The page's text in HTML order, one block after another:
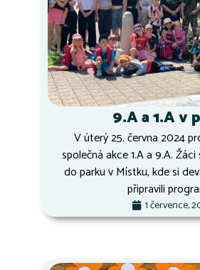
9.A a 1.A v
V úterý 25. června 2024
společná akce 1.A a 9.A.
do parku v Místku, kde si
připravili
1 července,